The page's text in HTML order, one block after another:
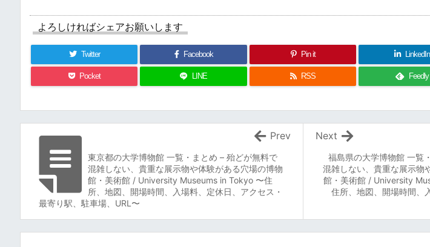
よろしければシェアお願いします
Twitter Facebook Pin it LinkedIn
Pocket LINE RSS Feedly
福島県の大学博物館 一覧
混雑しない、貴重な展示物
館・美術館 / University
住所、地図、開場時間、
Next
東京都の大学博物館 一覧・まとめ – 殆どが無料で
混雑しない、貴重な展示物や体験がある穴場の博物
館・美術館 / University Museums in Tokyo 〜住
所、地図、開場時間、入場料、定休日、アクセス・
最寄り駅、駐車場、URL〜
Prev